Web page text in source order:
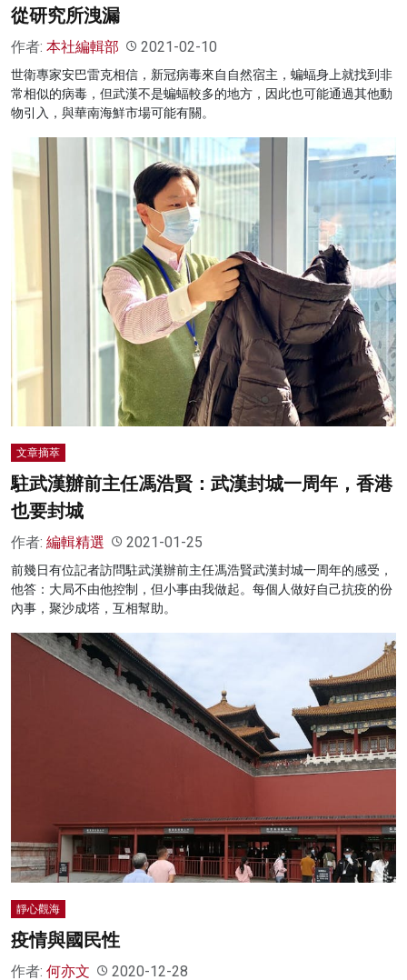
從研究所洩漏
作者: 本社編輯部 2021-02-10
世衛專家安巴雷克相信，新冠病毒來自自然宿主，蝙蝠身上就找到非
常相似的病毒，但武漢不是蝙蝠較多的地方，因此也可能通過其他動
物引入，與華南海鮮市場可能有關。
文章摘萃
駐武漢辦前主任馮浩賢：武漢封城一周年，香港
也要封城
作者: 編輯精選 2021-01-25
前幾日有位記者訪問駐武漢辦前主任馮浩賢武漢封城一周年的感受，
他答：大局不由他控制，但小事由我做起。每個人做好自己抗疫的份
內事，聚沙成塔，互相幫助。
靜心觀海
疫情與國民性
作者: 何亦文 2020-12-28